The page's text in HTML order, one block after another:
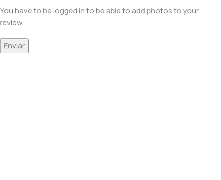
You have to be logged in to be able to add photos to your
review.